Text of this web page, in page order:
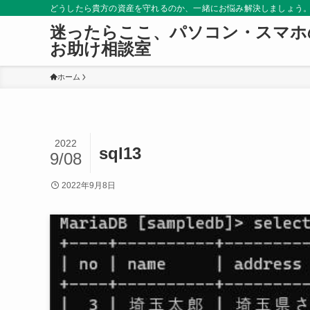
どうしたら貴方の資産を守れるのか、一緒にお悩み解決しましょう
迷ったらここ、パソコン・スマ
お助け相談室
ホーム
sql13
2022
9/08
2022年9月8日